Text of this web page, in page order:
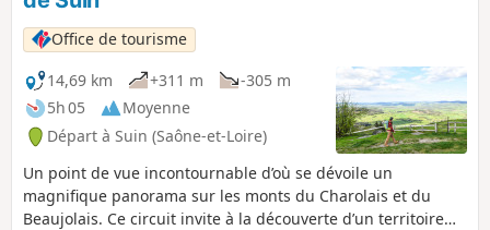
Office de tourisme
14,69 km
+311 m
-305 m
5h 05
Moyenne
Départ à Suin (Saône-et-Loire)
Un point de vue incontournable d’où se dévoile un
magnifique panorama sur les monts du Charolais et du
Beaujolais. Ce circuit invite à la découverte d’un territoire